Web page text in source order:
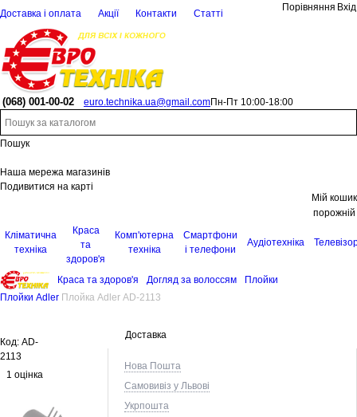
Доставка і оплата Акції Контакти Статті
Порівняння Вхід
(068) 001-00-02 euro.technika.ua@gmail.comПн-Пт 10:00-18:00
Пошук
Наша мережа магазинів
Подивитися на карті
Мій кошик
порожній
Кліматична
техніка
Краса
та
здоров'я
Комп'ютерна
техніка
Смартфони
і телефони
Аудіотехніка
Краса та здоров'я Догляд за волоссям
Плойки
Плойки Adler Плойка Adler AD-2113
Доставка
Нова Пошта
Самовивіз у Львові
Укрпошта
Код: AD-
2113
1 оцінка